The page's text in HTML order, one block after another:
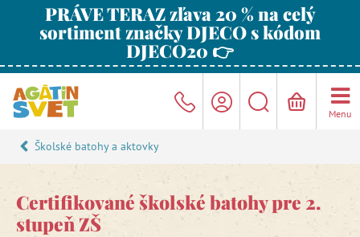
PRÁVE TERAZ zľava 20 % na celý
sortiment značky DJECO s kódom
DJECO20 👉
Menu
Školské batohy a aktovky
Certifikované školské batohy pre 2.
stupeň ZŠ